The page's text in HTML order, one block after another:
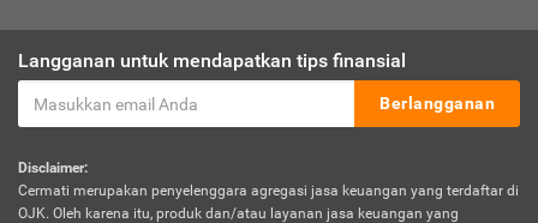
Langganan untuk mendapatkan tips finansial
Berlangganan
Disclaimer:
Cermati merupakan penyelenggara agregasi jasa keuangan yang terdaftar di
OJK. Oleh karena itu, produk dan/atau layanan jasa keuangan yang